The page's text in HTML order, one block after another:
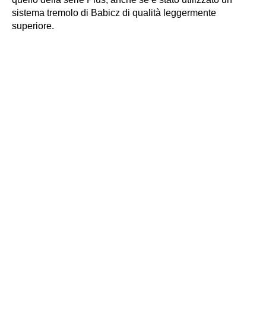
sistema tremolo di Babicz di qualità leggermente
superiore.